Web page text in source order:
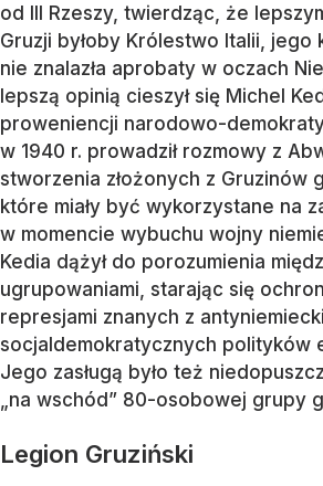
od III Rzeszy, twierdząc, że
Gruzji byłoby Królestwo Italii, jego
nie znalazła aprobaty w oczach
lepszą opinią cieszył się Michel
proweniencji narodowo-
w 1940 r. prowadził rozmowy z
stworzenia złożonych z Gruzinów
które miały być wykorzystane na
w momencie wybuchu wojny
Kedia dążył do porozumienia
ugrupowaniami, starając się
represjami znanych z
socjaldemokratycznych polityków
Jego zasługą było też
„na wschód” 80-osobowej grupy
Legion Gruziński